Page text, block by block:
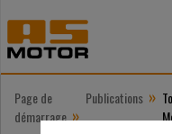
Page de
démarrage »
Publications »